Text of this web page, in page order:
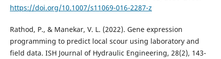
https://doi.org/10.1007/s11069-016-2287-z
Rathod, P., & Manekar, V. L. (2022). Gene expression
programming to predict local scour using laboratory and
field data. ISH Journal of Hydraulic Engineering, 28(2), 143-